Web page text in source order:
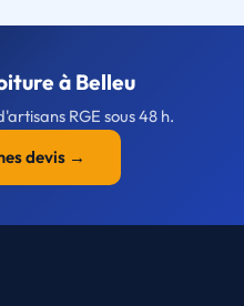
à Belleu
RGE sous 48 h.
devis →